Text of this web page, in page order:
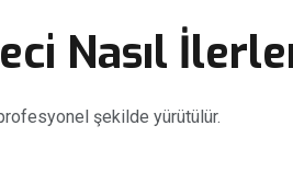
Nasıl
şekilde yürütülür.